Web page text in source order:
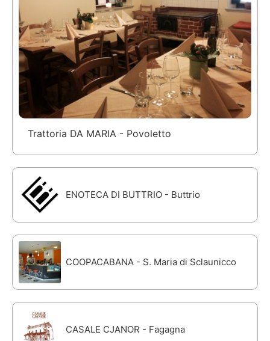
Trattoria DA MARIA - Povoletto
ENOTECA DI BUTTRIO - Buttrio
COOPACABANA - S. Maria di Sclaunicco
CASALE CJANOR - Fagagna